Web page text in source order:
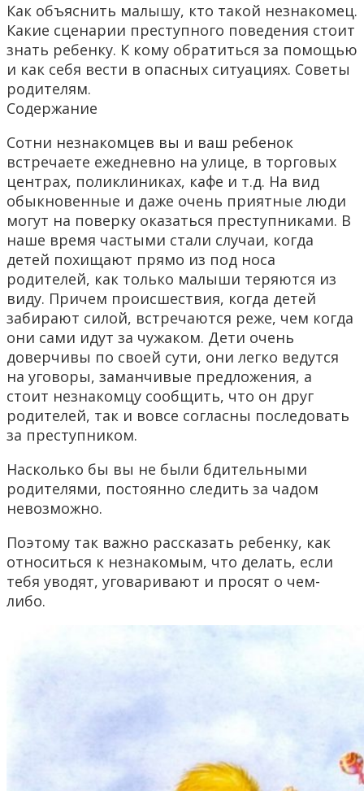
Как объяснить малышу, кто такой незнакомец.
Какие сценарии преступного поведения стоит
знать ребенку. К кому обратиться за помощью
и как себя вести в опасных ситуациях. Советы
родителям.
Содержание
Сотни незнакомцев вы и ваш ребенок
встречаете ежедневно на улице, в торговых
центрах, поликлиниках, кафе и т.д. На вид
обыкновенные и даже очень приятные люди
могут на поверку оказаться преступниками. В
наше время частыми стали случаи, когда
детей похищают прямо из под носа
родителей, как только малыши теряются из
виду. Причем происшествия, когда детей
забирают силой, встречаются реже, чем когда
они сами идут за чужаком. Дети очень
доверчивы по своей сути, они легко ведутся
на уговоры, заманчивые предложения, а
стоит незнакомцу сообщить, что он друг
родителей, так и вовсе согласны последовать
за преступником.
Насколько бы вы не были бдительными
родителями, постоянно следить за чадом
невозможно.
Поэтому так важно рассказать ребенку, как
относиться к незнакомым, что делать, если
тебя уводят, уговаривают и просят о чем-
либо.